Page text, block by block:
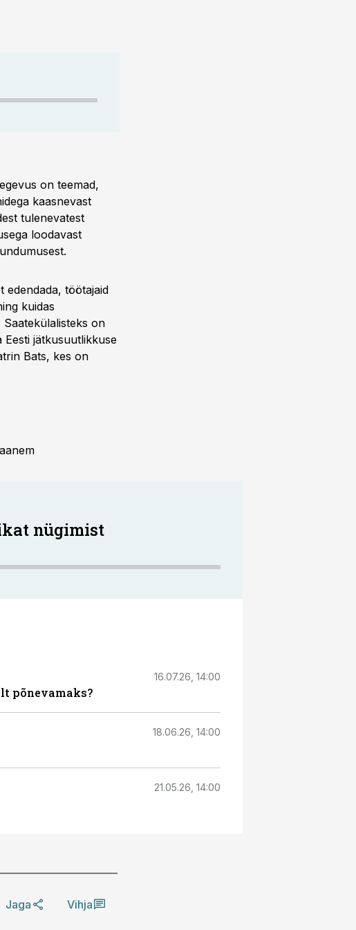
on teemad,
kaasnevast
tulenevatest
loodavast
edendada, töötajaid
kuidas
Saatekülalisteks on
jätkusuutlikkuse
Bats, kes on
nügimist
16.07.26, 14:00
põnevamaks?
18.06.26, 14:00
21.05.26, 14:00
Jaga Vihja